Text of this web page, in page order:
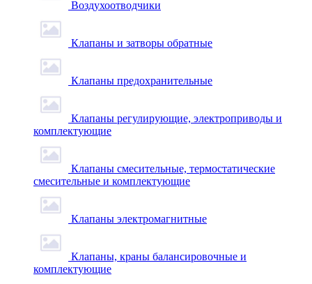
Воздухоотводчики
Клапаны и затворы обратные
Клапаны предохранительные
Клапаны регулирующие, электроприводы и
комплектующие
Клапаны смесительные, термостатические
смесительные и комплектующие
Клапаны электромагнитные
Клапаны, краны балансировочные и
комплектующие